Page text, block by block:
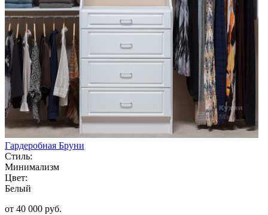
Гардеробная Бруни
Стиль:
Минимализм
Цвет:
Белый
от 40 000 руб.